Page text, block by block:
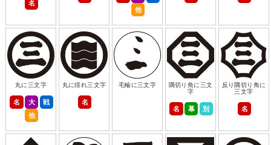
名
他
丸に三文字
名 大
戦
他
丸に揺れ三文字
名
毛輪に三文字
隅切り角に三文
字
名 幕 別
反り隅切り角に
三文字
名